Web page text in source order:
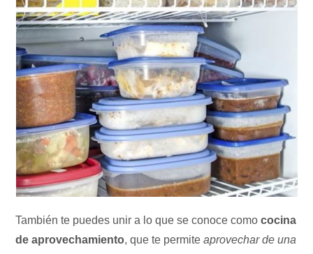
También te puedes unir a lo que se conoce comococina
de aprovechamiento, que te permiteaprovechar de una